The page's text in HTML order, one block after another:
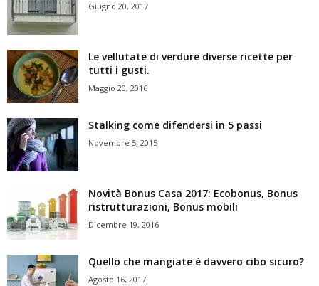
Giugno 20, 2017
Le vellutate di verdure diverse ricette per
tutti i gusti.
Maggio 20, 2016
Stalking come difendersi in 5 passi
Novembre 5, 2015
Novità Bonus Casa 2017: Ecobonus, Bonus
ristrutturazioni, Bonus mobili
Dicembre 19, 2016
Quello che mangiate é davvero cibo sicuro?
Agosto 16, 2017